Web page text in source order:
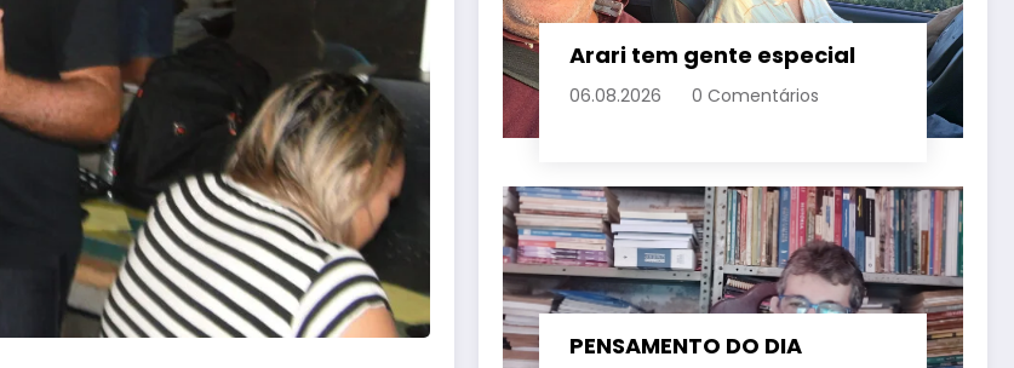
Arari tem gente especial
06.08.2026 0 Comentários
PENSAMENTO DO DIA